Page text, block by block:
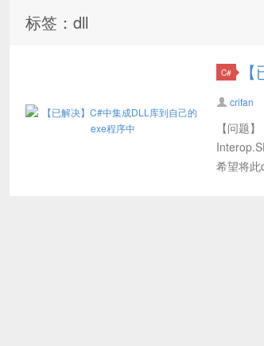
标签：dll
C#
crifan
【问题
希望将